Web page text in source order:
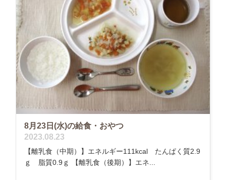
8月23日(水)の給食・おやつ
2023.08.23
【離乳食（中期）】エネルギー111kcal たんぱく質2.9
ｇ 脂質0.9ｇ 【離乳食（後期）】エネ...